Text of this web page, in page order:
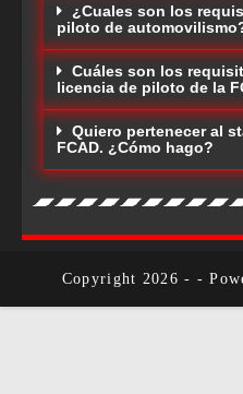
¿Cuales son los
piloto de
Cuáles son los
licencia de piloto de la
Quiero pertenecer al
FCAD. ¿Cómo hago?
Copyright 2026 - -